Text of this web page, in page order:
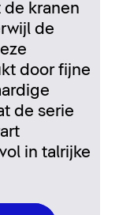
kranen
de
door fijne
de serie
in talrijke